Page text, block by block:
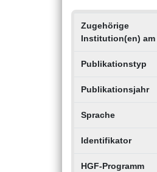
Zugehörige
Institution(en) am
Publikationstyp
Publikationsjahr
Sprache
Identifikator
HGF-Programm